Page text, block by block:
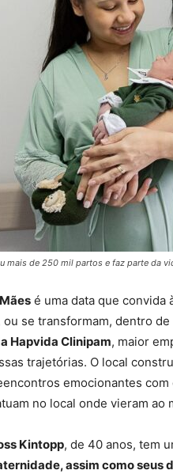
mais de 250 mil partos e faz parte da
é uma data que convida
se transformam, dentro
Hapvida Clinipam, maior
trajetórias. O local
emocionantes
no local onde vieram ao
Kintopp, de 40 anos, tem
assim como seus